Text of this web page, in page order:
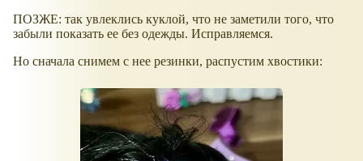
ПОЗЖЕ: так увлеклись куклой, что не заметили того, что
забыли показать ее без одежды. Исправляемся.
Но сначала снимем с нее резинки, распустим хвостики: